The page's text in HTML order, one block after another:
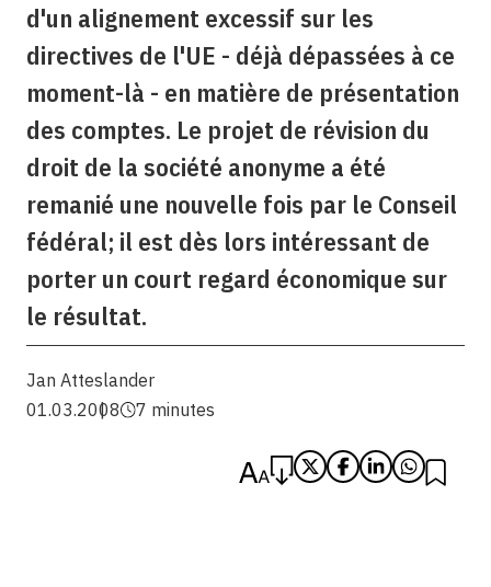
d'un alignement excessif sur les
directives de l'UE - déjà dépassées à ce
moment-là - en matière de présentation
des comptes. Le projet de révision du
droit de la société anonyme a été
remanié une nouvelle fois par le Conseil
fédéral; il est dès lors intéressant de
porter un court regard économique sur
le résultat.
Jan Atteslander
01.03.2008
7 minutes